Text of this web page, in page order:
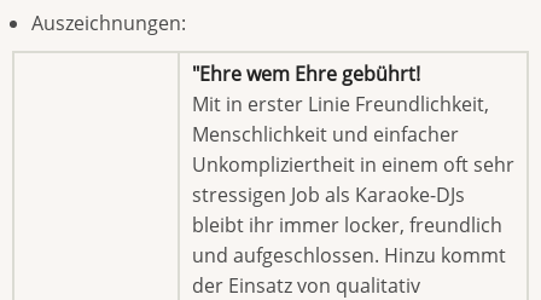
Auszeichnungen:
"Ehre wem Ehre gebührt!
Mit in erster Linie Freundlichkeit,
Menschlichkeit und einfacher
Unkompliziertheit in einem oft sehr
stressigen Job als Karaoke-DJs
bleibt ihr immer locker, freundlich
und aufgeschlossen. Hinzu kommt
der Einsatz von qualitativ